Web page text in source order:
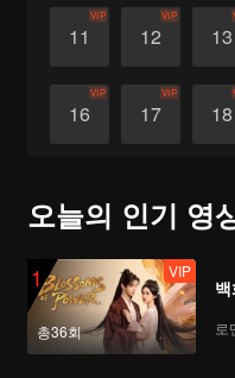
11
VIP
12
VIP
13
16
VIP
17
VIP
18
26 27
오늘의 인기 영
1
총36회
VIP
로